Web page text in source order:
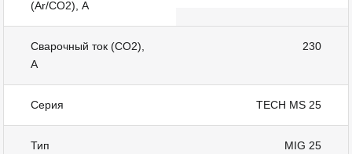
(Ar/CO2), А
Сварочный ток (СО2),
А
230
Серия TECH MS 25
Тип MIG 25